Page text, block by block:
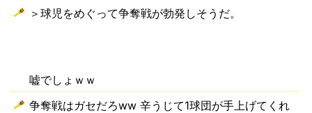
＞球児をめぐって争奪戦が勃発しそうだ。
嘘でしょｗｗ
争奪戦はガセだろww 辛うじて1球団が手上げてくれ